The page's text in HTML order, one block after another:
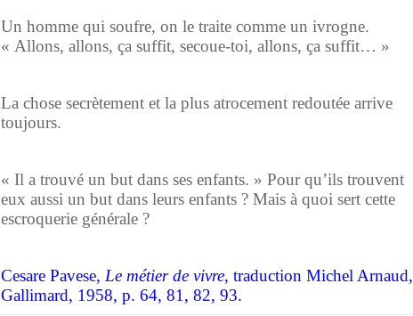
Un homme qui soufre, on le traite comme un ivrogne.
« Allons, allons, ça suffit, secoue-toi, allons, ça suffit… »
La chose secrètement et la plus atrocement redoutée arrive
toujours.
« Il a trouvé un but dans ses enfants. » Pour qu’ils trouvent
eux aussi un but dans leurs enfants ? Mais à quoi sert cette
escroquerie générale ?
Cesare Pavese, Le métier de vivre, traduction Michel Arnaud,
Gallimard, 1958, p. 64, 81, 82, 93.